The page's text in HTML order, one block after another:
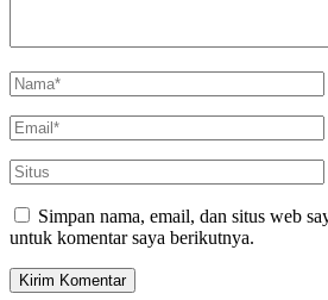
Simpan nama, email, dan situs web
untuk komentar saya berikutnya.